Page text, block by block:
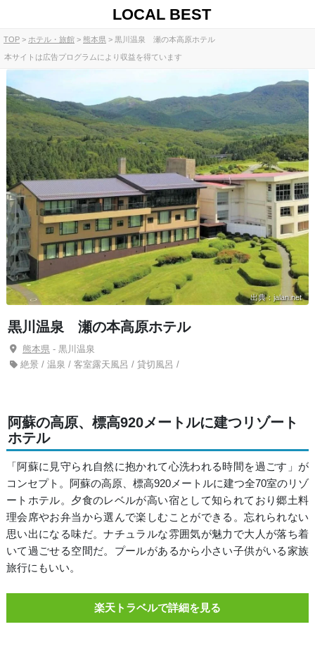
LOCAL BEST
TOP ホテル・旅館 熊本県 黒川温泉 瀬の本高原ホテル
本サイトは広告プログラムにより収益を得ています
出典：jalan.net
黒川温泉 瀬の本高原ホテル
熊本県- 黒川温泉
絶景 / 温泉 / 客室露天風呂 / 貸切風呂 /
阿蘇の高原、標高920メートルに建つリゾート
ホテル
「阿蘇に見守られ自然に抱かれて心洗われる時間を過ごす」が
コンセプト。阿蘇の高原、標高920メートルに建つ全70室のリゾ
ートホテル。夕食のレベルが高い宿として知られており郷土料
理会席やお弁当から選んで楽しむことができる。忘れられない
思い出になる味だ。ナチュラルな雰囲気が魅力で大人が落ち着
いて過ごせる空間だ。プールがあるから小さい子供がいる家族
旅行にもいい。
楽天トラベルで詳細を見る